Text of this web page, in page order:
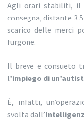
Agli orari stabiliti, il
consegna, distante
scarico delle merci
furgone.
Il breve e consueto
l’impiego di
È, infatti,
svolta dall’